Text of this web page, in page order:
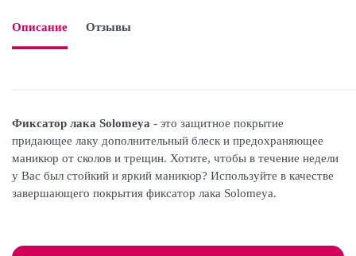
Описание Отзывы
Фиксатор лака Solomeya - это защитное покрытие
придающее лаку дополнительный блеск и предохраняющее
маникюр от сколов и трещин. Хотите, чтобы в течение недели
у Вас был стойкий и яркий маникюр? Используйте в качестве
завершающего покрытия фиксатор лака Solomeya.